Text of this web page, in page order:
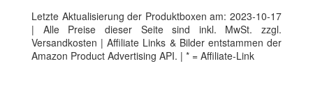
Letzte Aktualisierung der Produktboxen am: 2023-10-17
| Alle Preise dieser Seite sind inkl. MwSt. zzgl.
Versandkosten | Affiliate Links & Bilder entstammen der
Amazon Product Advertising API. | * = Affiliate-Link